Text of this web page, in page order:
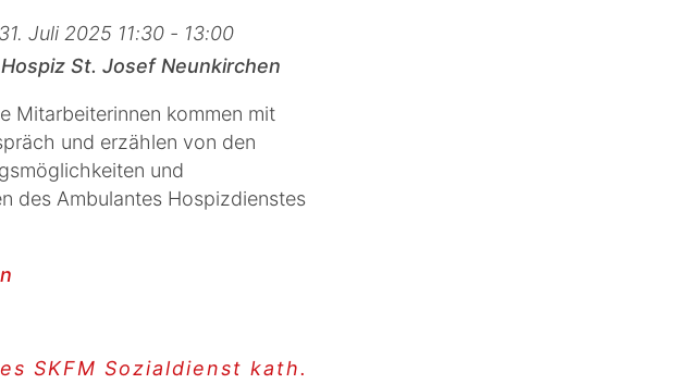
Juli 2025 11:30 - 13:00
St. Josef Neunkirchen
Mitarbeiterinnen kommen mit
und erzählen von den
und
des Ambulantes Hospizdienstes
SKFM Sozialdienst kath.